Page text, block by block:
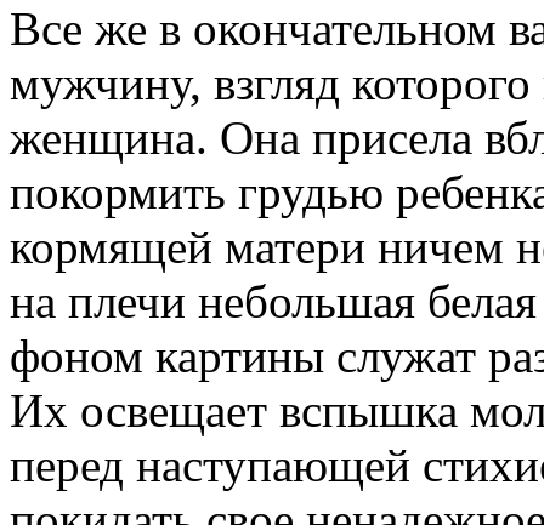
Все же в окончательном
мужчину, взгляд
женщина. Она присела
покормить грудью
кормящей матери ничем
на плечи небольшая
фоном картины служат
Их освещает вспышка
перед наступающей